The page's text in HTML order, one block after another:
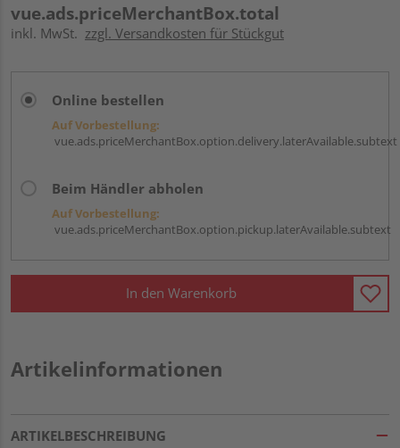
vue.ads.priceMerchantBox.total
inkl. MwSt. zzgl. Versandkosten für Stückgut
Online bestellen
Auf Vorbestellung:
vue.ads.priceMerchantBox.option.delivery.laterAvailable.subtext
Beim Händler abholen
Auf Vorbestellung:
vue.ads.priceMerchantBox.option.pickup.laterAvailable.subtext
In den Warenkorb
Artikelinformationen
ARTIKELBESCHREIBUNG